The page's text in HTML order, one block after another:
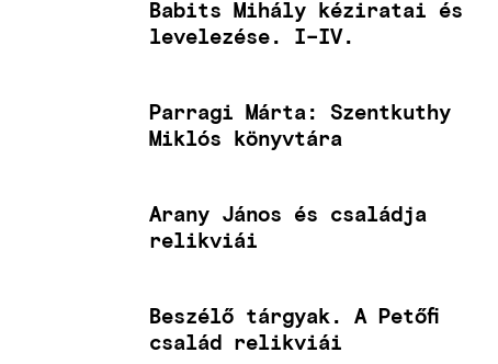
Babits Mihály kéziratai és
levelezése. I–IV.
Parragi Márta: Szentkuthy
Miklós könyvtára
Arany János és családja
relikviái
Beszélő tárgyak. A Petőfi
család relikviái